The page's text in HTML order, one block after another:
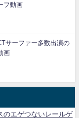
フ動画
サーファー多数出演の
画
のエゲつないレールゲ